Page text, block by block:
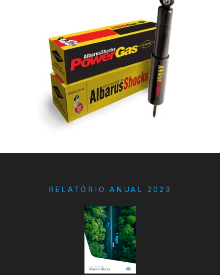
RELATÓRIO ANUAL 2023